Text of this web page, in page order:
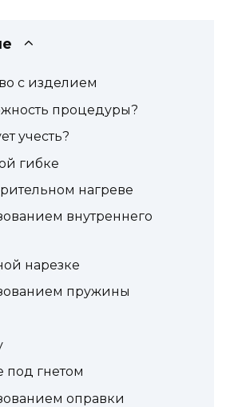
с изделием
процедуры?
учесть?
гибке
нагреве
внутреннего
нарезке
пружины
под гнетом
оправки